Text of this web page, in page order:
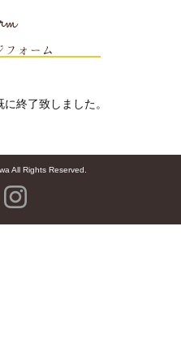
フォーム
終了致しました。
All Rights Reserved.